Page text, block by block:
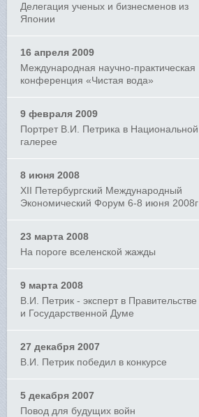
Делегация ученых и бизнесменов из
Японии
16 апреля 2009
Международная научно-практическая
конференция «Чистая вода»
9 февраля 2009
Портрет В.И. Петрика в Национальной
галерее
8 июня 2008
XII Петербургский Международный
Экономический Форум 6-8 июня 2008г
23 марта 2008
На пороге вселенской жажды
9 марта 2008
В.И. Петрик - эксперт в Правительстве
и Государственной Думе
27 декабря 2007
В.И. Петрик победил в конкурсе
5 декабря 2007
Повод для будущих войн